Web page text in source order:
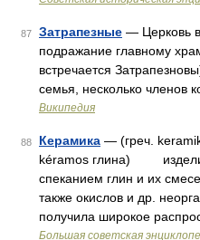
87 Затрапезные — Церковь
подражание главному
встречается
семья, несколько членов
Википедия
88 Керамика — (греч.
kéramos глина)
спеканием глин и их
также окислов и др.
получила широкое
Большая советская